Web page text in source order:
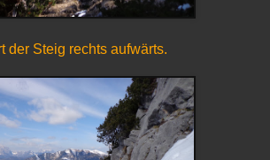
der Steig rechts aufwärts.